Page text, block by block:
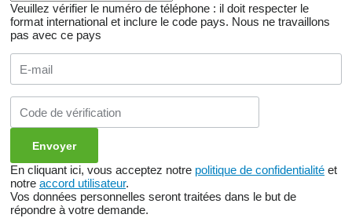
Veuillez vérifier le numéro de téléphone : il doit respecter le
format international et inclure le code pays. Nous ne travaillons
pas avec ce pays
En cliquant ici, vous acceptez notre politique de confidentialité et
notre accord utilisateur.
Vos données personnelles seront traitées dans le but de
répondre à votre demande.